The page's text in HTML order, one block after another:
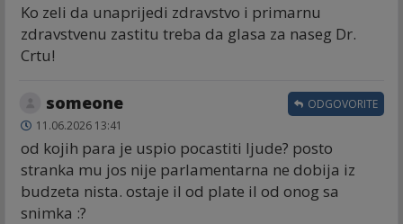
Ko zeli da unaprijedi zdravstvo i primarnu
zdravstvenu zastitu treba da glasa za naseg Dr.
Crtu!
someone
11.06.2026 13:41
od kojih para je uspio pocastiti ljude? posto
stranka mu jos nije parlamentarna ne dobija iz
budzeta nista. ostaje il od plate il od onog sa
snimka :?
ODGOVORITE